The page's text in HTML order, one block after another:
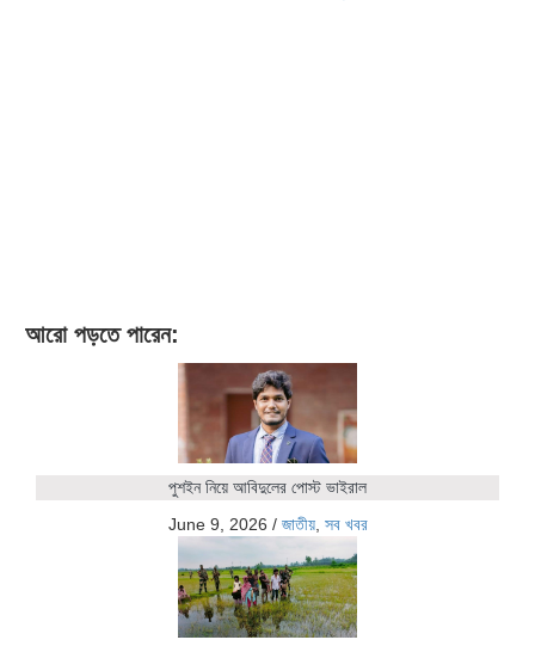
আরো পড়তে পারেন:
পুশইন নিয়ে আবিদুলের পোস্ট ভাইরাল
June 9, 2026 / জাতীয়, সব খবর